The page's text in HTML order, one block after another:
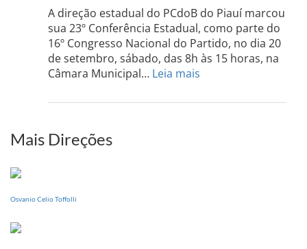
do
Sul
dia
A direção estadual do PCdoB do Piauí marcou
sua 23º Conferência Estadual, como parte do
16º Congresso Nacional do Partido, no dia 20
de setembro, sábado, das 8h às 15 horas, na
Câmara Municipal… Leia mais
PI
Mais Direções
Osvanio Celio Toffolli